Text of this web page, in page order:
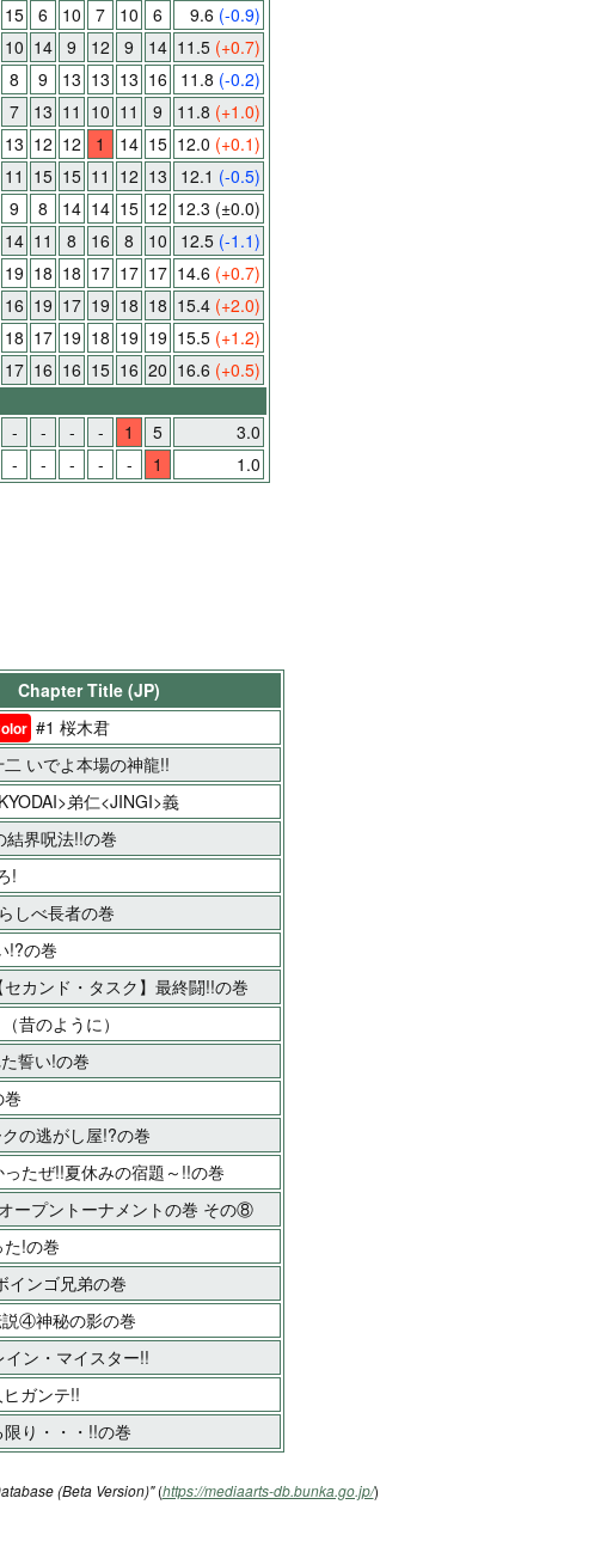
15 6 10 7 10 6 9.6 (-0.9)
10 14 9 12 9 14 11.5 (+0.7)
8 9 13 13 13 16 11.8 (-0.2)
7 13 11 10 11 9 11.8 (+1.0)
13 12 12 1 14 15 12.0 (+0.1)
11 15 15 11 12 13 12.1 (-0.5)
9 8 14 14 15 12 12.3 (±0.0)
14 11 8 16 8 10 12.5 (-1.1)
19 18 18 17 17 17 14.6 (+0.7)
16 19 17 19 18 18 15.4 (+2.0)
18 17 19 18 19 19 15.5 (+1.2)
17 16 16 15 16 20 16.6 (+0.5)
- - - - 1 5
3.0
- - - - - 1 1.0
Chapter Title (JP)
#1 桜木君
いでよ本場の神龍!!
弟仁<JINGI>義
結界呪法!!の巻
!
しべ長者の巻
!?の巻
カンド・タスク】最終闘!!の巻
昔のように）
誓い!の巻
の逃がし屋!?の巻
たぜ!!夏休みの宿題～!!の巻
ープントーナメントの巻 その⑧
!の巻
ンゴ兄弟の巻
④神秘の影の巻
イン・マイスター!!
ガンテ!!
り・・・!!の巻
(Beta Version)"(https://mediaarts-db.bunka.go.jp/)